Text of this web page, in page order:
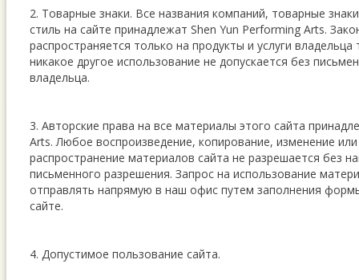
2. Товарные знаки. Все названия компаний, товарные
стиль на сайте принадлежат Shen Yun Performing Arts.
распространяется только на продукты и услуги владельца
никакое другое использование не допускается без
владельца.
3. Авторские права на все материалы этого сайта
Arts. Любое воспроизведение, копирование, изменение
распространение материалов сайта не разрешается без
письменного разрешения. Запрос на использование
отправлять напрямую в наш офис путем заполнения
сайте.
4. Допустимое пользование сайта.